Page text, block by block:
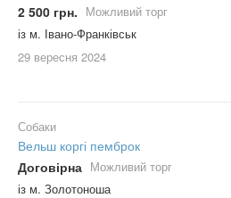
2 500 грн. Можливий торг
із м. Івано-Франківськ
29 вересня 2024
Собаки
Вельш коргі пемброк
Договірна Можливий торг
із м. Золотоноша